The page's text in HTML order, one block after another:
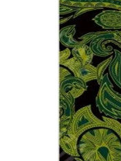
hvězdiček.